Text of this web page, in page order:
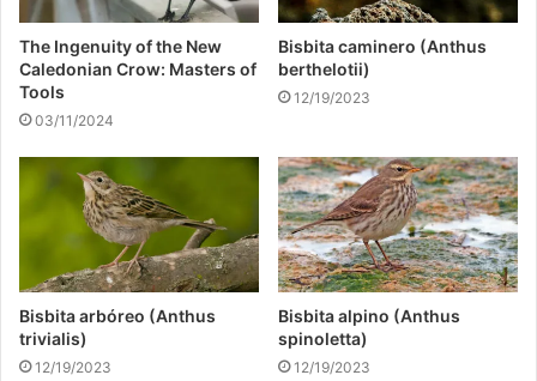
The Ingenuity of the New
Caledonian Crow: Masters of
Tools
03/11/2024
Bisbita caminero (Anthus
berthelotii)
12/19/2023
Bisbita arbóreo (Anthus
trivialis)
12/19/2023
Bisbita alpino (Anthus
spinoletta)
12/19/2023